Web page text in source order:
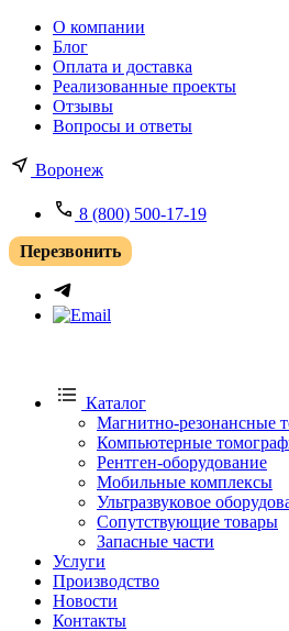
О компании
Блог
Оплата и доставка
Реализованные проекты
Отзывы
Вопросы и ответы
Воронеж
8 (800) 500-17-19
Перезвонить
Каталог
Магнитно-резонансные
Компьютерные
Рентген-оборудование
Мобильные комплексы
Ультразвуковое
Сопутствующие товары
Запасные части
Услуги
Производство
Новости
Контакты